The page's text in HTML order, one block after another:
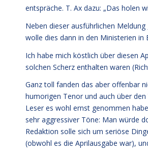
entspräche. T. Ax dazu: „Das holen
Neben dieser ausführlichen
wolle dies dann in den Ministerien in
Ich habe mich köstlich über diesen
solchen Scherz enthalten waren
Ganz toll fanden das aber offenbar
humorigen Tenor und auch über
Leser es wohl ernst genommen
sehr aggressiver Töne: Man würde
Redaktion solle sich um seriöse
(obwohl es die Aprilausgabe war),